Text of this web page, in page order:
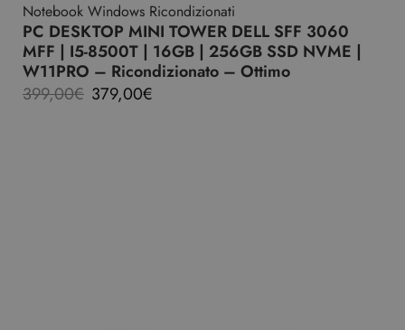
Notebook Windows Ricondizionati
PC DESKTOP MINI TOWER DELL SFF 3060
MFF | I5-8500T | 16GB | 256GB SSD NVME |
W11PRO – Ricondizionato – Ottimo
399,00€ 379,00€